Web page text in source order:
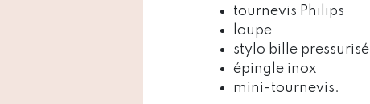
tournevis Philips
loupe
stylo bille pressurisé
épingle inox
mini-tournevis.